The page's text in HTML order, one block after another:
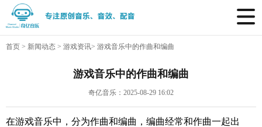
首页 > 新闻动态 > 游戏资讯> 游戏音乐中的作曲和编曲
游戏音乐中的作曲和编曲
奇亿音乐：2025-08-29 16:02
在游戏音乐中，分为作曲和编曲，编曲经常和作曲一起出